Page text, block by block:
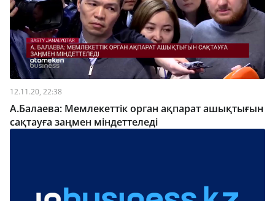
12.11.20, 22:38
А.Балаева: Мемлекеттік орган ақпарат ашықтығын
сақтауға заңмен міндеттеледі